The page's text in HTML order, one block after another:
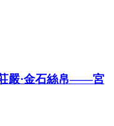
嚴·金石絲帛——宮